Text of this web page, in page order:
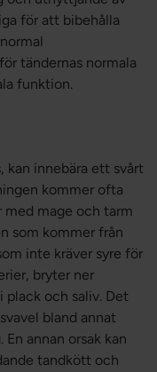
för att bibehålla
tändernas normala
funktion.
kan innebära ett svårt
kommer ofta
med mage och tarm
som kommer från
inte kräver syre för
bryter ner
plack och saliv. Det
bland annat
annan orsak kan
tandkött och